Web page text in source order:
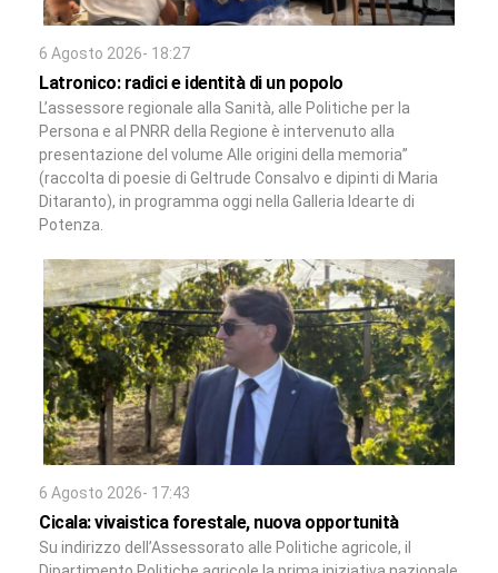
6 Agosto 2026- 18:27
Latronico: radici e identità di un popolo
L’assessore regionale alla Sanità, alle Politiche per la
Persona e al PNRR della Regione è intervenuto alla
presentazione del volume Alle origini della memoria”
(raccolta di poesie di Geltrude Consalvo e dipinti di Maria
Ditaranto), in programma oggi nella Galleria Idearte di
Potenza.
6 Agosto 2026- 17:43
Cicala: vivaistica forestale, nuova opportunità
Su indirizzo dell’Assessorato alle Politiche agricole, il